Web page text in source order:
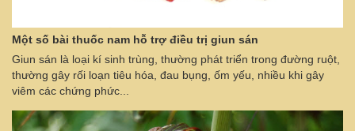
Một số bài thuốc nam hỗ trợ điều trị giun sán
Giun sán là loại kí sinh trùng, thường phát triển trong đường ruột,
thường gây rối loạn tiêu hóa, đau bụng, ốm yếu, nhiều khi gây
viêm các chứng phức...